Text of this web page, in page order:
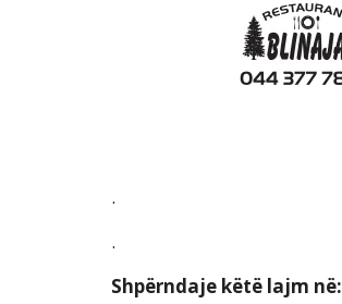
.
.
Shpërndaje këtë lajm në: